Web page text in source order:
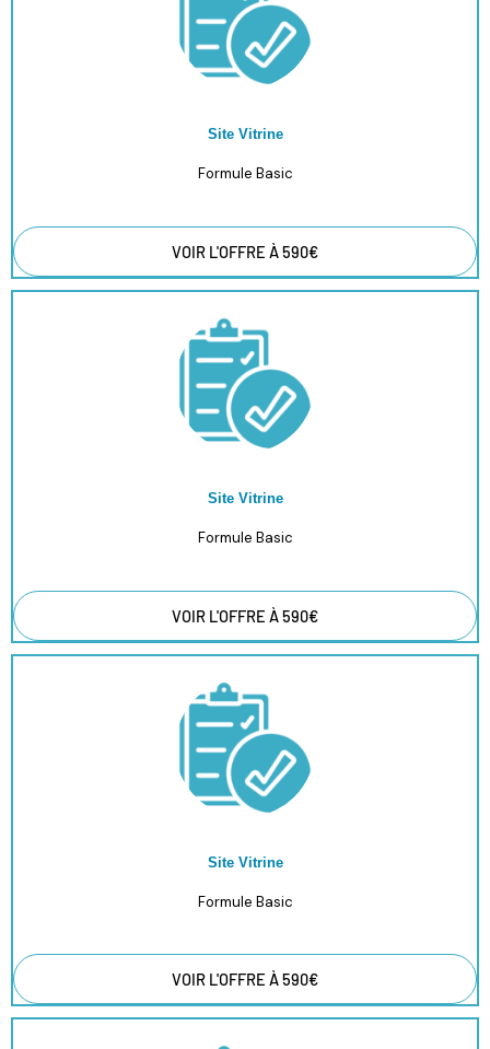
Site Vitrine
Formule Basic
VOIR L'OFFRE À 590€
Site Vitrine
Formule Basic
VOIR L'OFFRE À 590€
Site Vitrine
Formule Basic
VOIR L'OFFRE À 590€